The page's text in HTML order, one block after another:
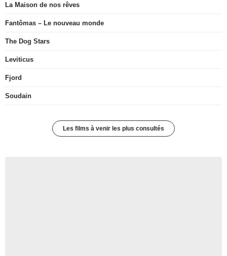
La Maison de nos rêves
Fantômas – Le nouveau monde
The Dog Stars
Leviticus
Fjord
Soudain
Les films à venir les plus consultés